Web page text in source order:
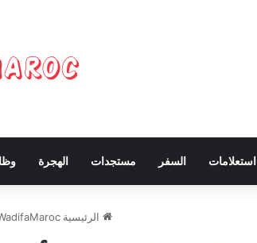
استعلامات السفر مستجدات الهجرة
الرئيسية